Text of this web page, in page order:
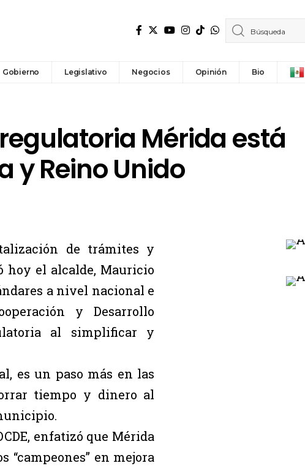
Gobierno Legislativo Negocios Opinión Bio
Mérida está
y Reino Unido
de trámites y
hoy el alcalde, Mauricio
a nivel nacional e
y Desarrollo
al simplificar y
es un paso más en las
tiempo y dinero al
enfatizó que Mérida
en mejora